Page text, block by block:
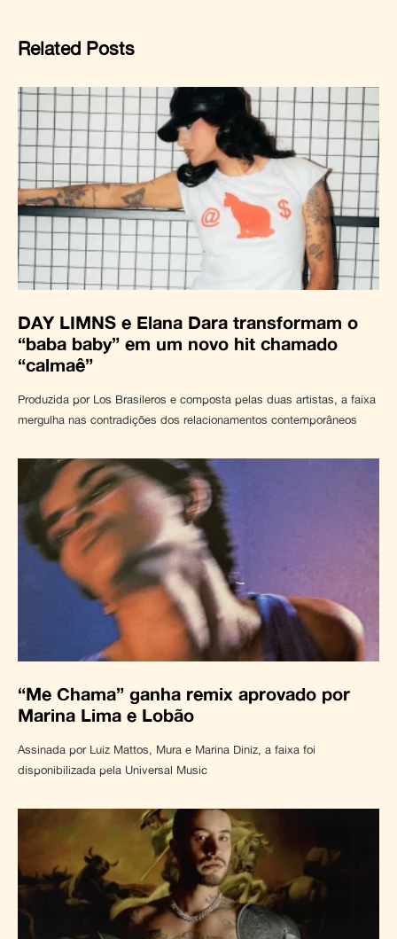
Related Posts
DAY LIMNS e Elana Dara transformam o
“baba baby” em um novo hit chamado
“calmaê”
Produzida por Los Brasileros e composta pelas duas artistas, a faixa
mergulha nas contradições dos relacionamentos contemporâneos
“Me Chama” ganha remix aprovado por
Marina Lima e Lobão
Assinada por Luiz Mattos, Mura e Marina Diniz, a faixa foi
disponibilizada pela Universal Music